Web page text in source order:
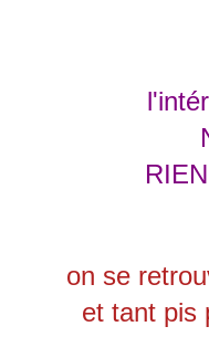
on se
et tant pis